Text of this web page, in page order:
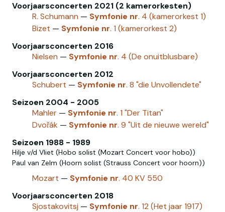
Voorjaarsconcerten 2021 (2 kamerorkesten)
R. Schumann — Symfonie nr. 4 (kamerorkest 1)
Bizet — Symfonie nr. 1 (kamerorkest 2)
Voorjaarsconcerten 2016
Nielsen — Symfonie nr. 4 (De onuitblusbare)
Voorjaarsconcerten 2012
Schubert — Symfonie nr. 8 "die Unvollendete"
Seizoen 2004 - 2005
Mahler — Symfonie nr. 1 "Der Titan"
Dvořák — Symfonie nr. 9 "Uit de nieuwe wereld"
Seizoen 1988 - 1989
Hilje v/d Vliet (Hobo solist (Mozart Concert voor hobo))
Paul van Zelm (Hoorn solist (Strauss Concert voor hoorn))
Mozart‎ — Symfonie nr. 40 KV 550
Voorjaarsconcerten 2018
Sjostakovitsj — Symfonie nr. 12 (Het jaar 1917)